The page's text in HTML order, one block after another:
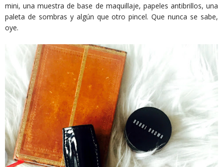
mini, una muestra de base de maquillaje, papeles antibrillos, una
paleta de sombras y algún que otro pincel. Que nunca se sabe,
oye.